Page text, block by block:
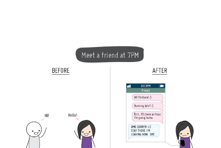
रहेको 'सोसल मिडिया' मेरो प्रोफेसनको रुपमा देखापर्यो । सोसल
मिडियालाई सबैले आफू अनुकुल परिभाषित गरेकाछन् अनि आफू
अनुकुल प्रयोग गरेकाछन् । जस्तो कि, पत्रकारिता क्षेत्रमा सोसल
मिडियाले क्रान्ति ल्यायो भनिन्छ, अत यसलाई "नागरिक पत्रकारिता" को
दर्जा दिइन्छ (अन्य पाटाहरु पनि छन्) । अनि यता डिजिटल मार्केटिङमा
पनि सोसल मिडियाले धार नै परिवर्तन गराइदिएकोछ । यसबाट मैले